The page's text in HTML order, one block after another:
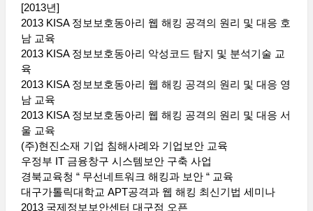
[2013년]
2013 KISA 정보보호동아리 웹 해킹 공격의 원리 및 대응 호
남 교육
2013 KISA 정보보호동아리 악성코드 탐지 및 분석기술 교
육
2013 KISA 정보보호동아리 웹 해킹 공격의 원리 및 대응 영
남 교육
2013 KISA 정보보호동아리 웹 해킹 공격의 원리 및 대응 서
울 교육
(주)현진소재 기업 침해사례와 기업보안 교육
우정부 IT 금융창구 시스템보안 구축 사업
경북교육청 “ 무선네트워크 해킹과 보안 “ 교육
대구가톨릭대학교 APT공격과 웹 해킹 최신기법 세미나
2013 국제정보보안센터 대구점 오픈